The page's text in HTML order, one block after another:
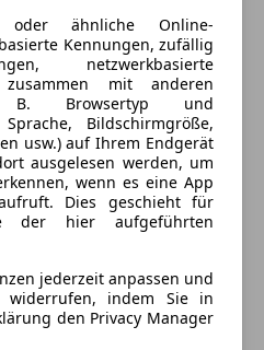
oder ähnliche Online-
Kennungen, zufällig
netzwerkbasierte
mit anderen
B. Browsertyp und
Bildschirmgröße,
usw.) auf Ihrem Endgerät
ausgelesen werden, um
wenn es eine App
Dies geschieht für
der hier aufgeführten
jederzeit anpassen und
widerrufen, indem Sie in
den Privacy Manager